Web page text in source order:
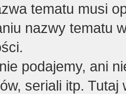
tematu musi
nazwy tematu
podajemy, ani
seriali itp. Tutaj